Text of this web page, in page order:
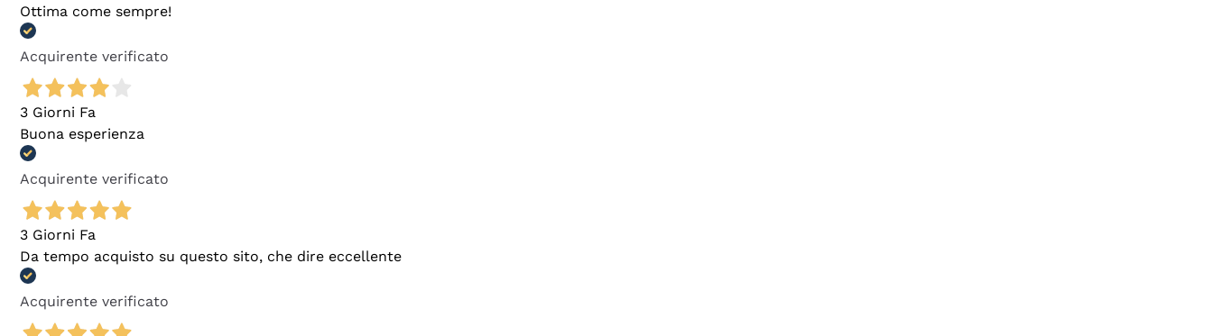
Ottima come sempre!
Acquirente verificato
3 Giorni Fa
Buona esperienza
Acquirente verificato
3 Giorni Fa
Da tempo acquisto su questo sito, che dire eccellente
Acquirente verificato